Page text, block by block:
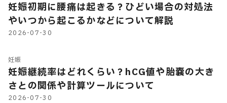
妊娠初期に腰痛は起きる？ひどい場合の対処法
やいつから起こるかなどについて解説
2026-07-30
妊娠
妊娠継続率はどれくらい？hCG値や胎嚢の大き
さとの関係や計算ツールについて
2026-07-30